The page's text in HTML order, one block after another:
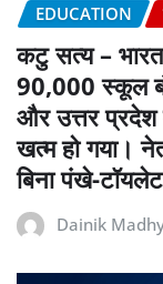
EDUCATION
कटु सत्य –
90,000 स्कूल
और उत्तर
खत्म हो गया।
बिना पंखे-
Dainik